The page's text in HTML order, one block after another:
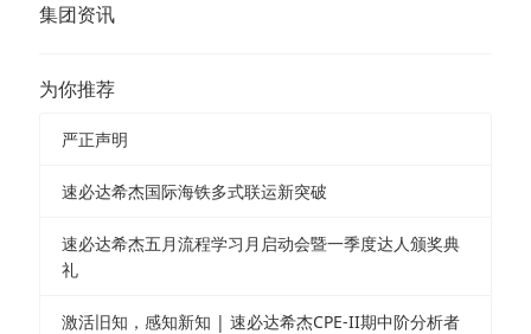
集团资讯
为你推荐
严正声明
速必达希杰国际海铁多式联运新突破
速必达希杰五月流程学习月启动会暨一季度达人颁奖典
礼
激活旧知，感知新知 | 速必达希杰CPE-II期中阶分析者